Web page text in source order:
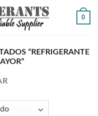
0
“REFRIGERANTE